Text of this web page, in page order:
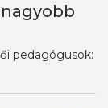
pedagógusok: